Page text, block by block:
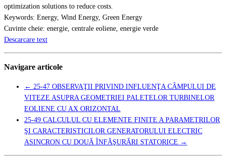
optimization solutions to reduce costs.
Keywords: Energy, Wind Energy, Green Energy
Cuvinte cheie: energie, centrale eoliene, energie verde
Descarcare text
Navigare articole
← 25-47 OBSERVAŢII PRIVIND INFLUENŢA CÂMPULUI DE
VITEZE ASUPRA GEOMETRIEI PALETELOR TURBINELOR
EOLIENE CU AX ORIZONTAL
25-49 CALCULUL CU ELEMENTE FINITE A PARAMETRILOR
ŞI CARACTERISTICILOR GENERATORULUI ELECTRIC
ASINCRON CU DOUĂ ÎNFĂŞURĂRI STATORICE →